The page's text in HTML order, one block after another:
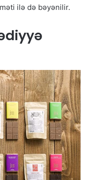
ilə də bəyənilir.